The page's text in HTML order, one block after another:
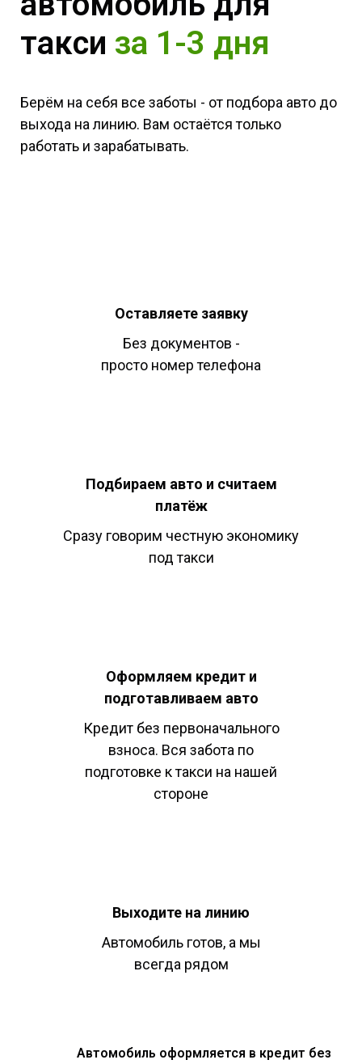
такси за 1-3 дня
Берём на себя все заботы - от подбора авто до
выхода на линию. Вам остаётся только
работать и зарабатывать.
Оставляете заявку
Без документов -
просто номер телефона
Подбираем авто и считаем
платёж
Сразу говорим честную экономику
под такси
Оформляем кредит и
подготавливаем авто
Кредит без первоначального
взноса. Вся забота по
подготовке к такси на нашей
стороне
Выходите на линию
Автомобиль готов, а мы
всегда рядом
Автомобиль оформляется в кредит без